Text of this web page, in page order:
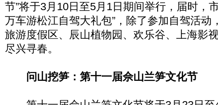
节”将于3月10日至5月1日期间举行，届时，
万车游松江自驾大礼包”，除了参加自驾活动
旅游度假区、辰山植物园、欢乐谷、上海影
尽兴寻春。
问山挖笋：第十一届佘山兰笋文化节